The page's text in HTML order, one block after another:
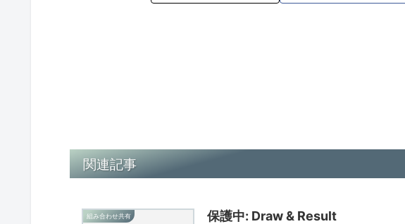
関連記事
組み合わせ共有 保護中: Draw & Result